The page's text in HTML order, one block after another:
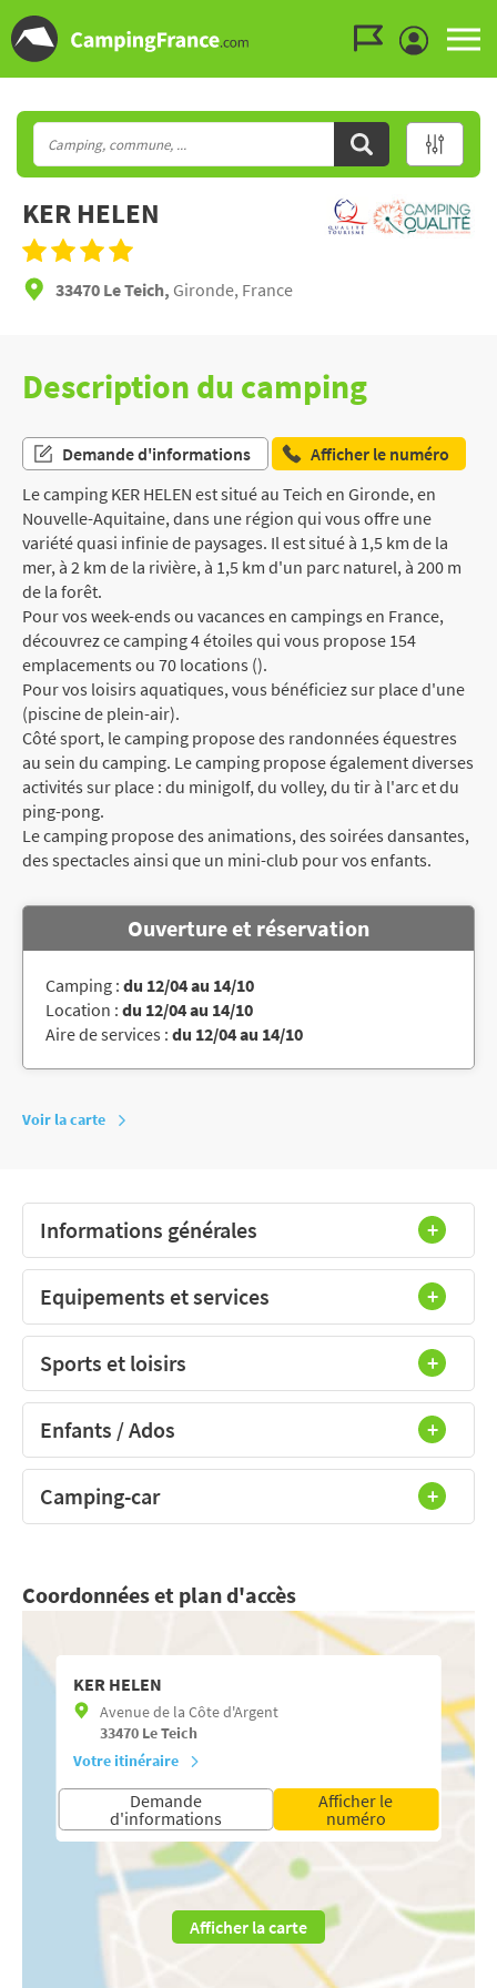
KER HELEN
33470 Le Teich, Gironde, France
Description du camping
Demande d'informations
Afficher le numéro
Le camping KER HELEN est situé au Teich en Gironde, en
Nouvelle-Aquitaine, dans une région qui vous offre une
variété quasi infinie de paysages. Il est situé à 1,5 km de la
mer, à 2 km de la rivière, à 1,5 km d'un parc naturel, à 200 m
de la forêt.
Pour vos week-ends ou vacances en campings en France,
découvrez ce camping 4 étoiles qui vous propose 154
emplacements ou 70 locations ().
Pour vos loisirs aquatiques, vous bénéficiez sur place d'une
(piscine de plein-air).
Côté sport, le camping propose des randonnées équestres
au sein du camping. Le camping propose également diverses
activités sur place : du minigolf, du volley, du tir à l'arc et du
ping-pong.
Le camping propose des animations, des soirées dansantes,
des spectacles ainsi que un mini-club pour vos enfants.
Ouverture et réservation
Camping : du 12/04 au 14/10
Location : du 12/04 au 14/10
Aire de services : du 12/04 au 14/10
Voir la carte
Informations générales
Equipements et services
Sports et loisirs
Enfants / Ados
Camping-car
Coordonnées et plan d'accès
KER HELEN
Avenue de la Côte d'Argent
33470 Le Teich
Votre itinéraire
Demande
d'informations
Afficher le
numéro
Afficher la carte